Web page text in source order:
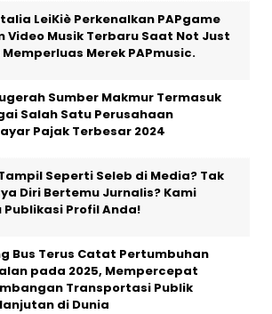
LeiKiè Perkenalkan PAPgame
Video Musik Terbaru Saat Not Just
Memperluas Merek PAPmusic.
Sumber Makmur Termasuk
Salah Satu Perusahaan
Pajak Terbesar 2024
Seperti Seleb di Media? Tak
Diri Bertemu Jurnalis? Kami
Publikasi Profil Anda!
Bus Terus Catat Pertumbuhan
pada 2025, Mempercepat
Transportasi Publik
di Dunia